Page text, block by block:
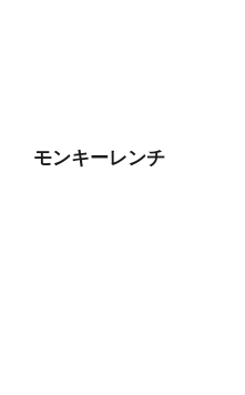
モンキーレンチ